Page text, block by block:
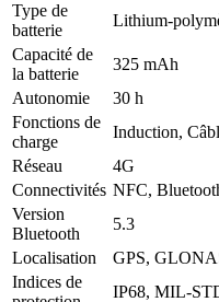
Type de
batterie
Lithium-
Capacité de
la batterie
325 mAh
Autonomie
30 h
Fonctions de
charge
Induction,
Réseau
4G
Connectivités NFC,
Version
Bluetooth
5.3
Localisation
GPS,
Indices de
IP68, MIL-